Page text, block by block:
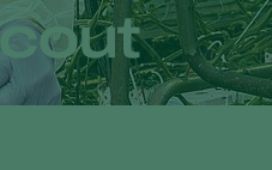
Praca w Koppert
Kontakt